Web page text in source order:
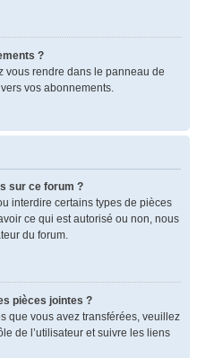
?
vous rendre dans le panneau de
vos abonnements.
sur ce forum ?
interdire certains types de pièces
ce qui est autorisé ou non, nous
du forum.
pièces jointes ?
que vous avez transférées, veuillez
de l’utilisateur et suivre les liens